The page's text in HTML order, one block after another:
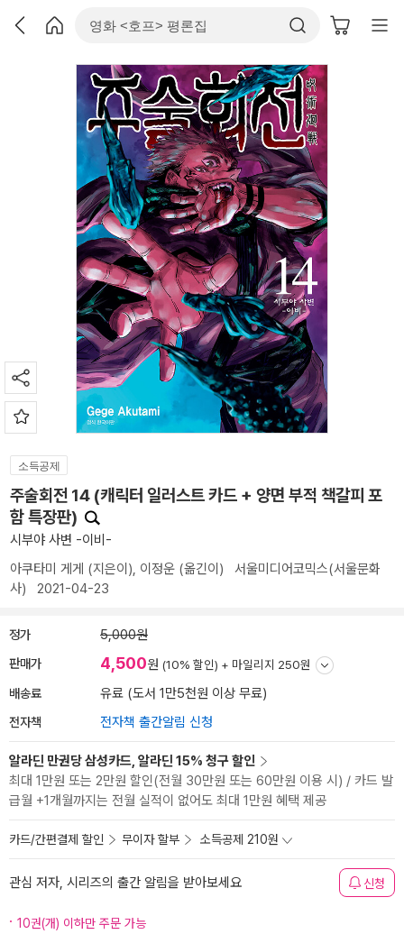
소득공제
주술회전 14 (캐릭터 일러스트 카드 + 양면 부적 책갈피 포
함 특장판)
시부야 사변 -이비-
아쿠타미 게게 (지은이), 이정운 (옮긴이) 서울미디어코믹스(서울문화
사) 2021-04-23
정가 5,000원
판매가 4,500원 (10% 할인) + 마일리지 250원
배송료 유료 (도서 1만5천원 이상 무료)
전자책 전자책 출간알림 신청
알라딘 만권당 삼성카드, 알라딘 15% 청구 할인
최대 1만원 또는 2만원 할인(전월 30만원 또는 60만원 이용 시) / 카드 발
급월 +1개월까지는 전월 실적이 없어도 최대 1만원 혜택 제공
카드/간편결제 할인 무이자 할부 소득공제 210원
관심 저자, 시리즈의 출간 알림을 받아보세요 신청
10권(개) 이하만 주문 가능